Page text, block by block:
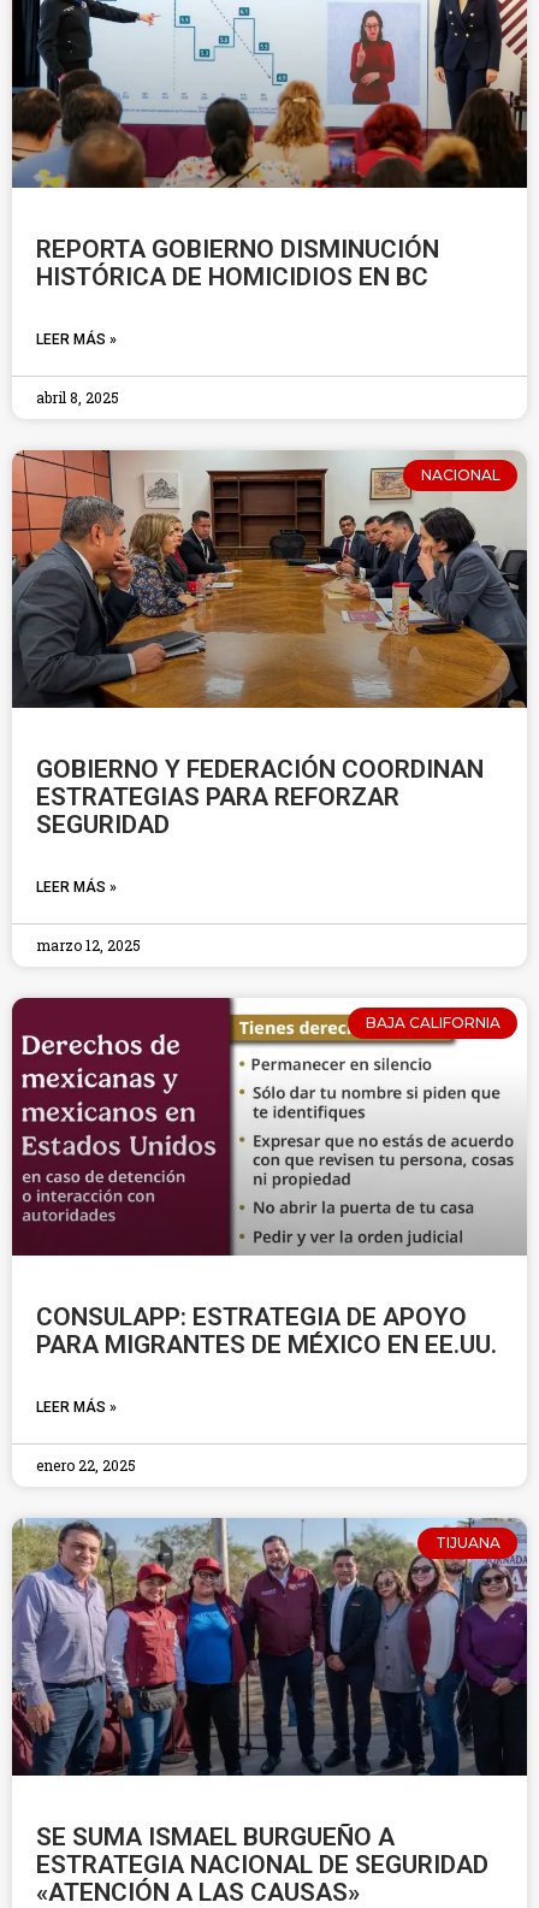
REPORTA GOBIERNO DISMINUCIÓN
HISTÓRICA DE HOMICIDIOS EN BC
LEER MÁS »
abril 8, 2025
NACIONAL
GOBIERNO Y FEDERACIÓN COORDINAN
ESTRATEGIAS PARA REFORZAR
SEGURIDAD
LEER MÁS »
marzo 12, 2025
BAJA CALIFORNIA
CONSULAPP: ESTRATEGIA DE APOYO
PARA MIGRANTES DE MÉXICO EN EE.UU.
LEER MÁS »
enero 22, 2025
TIJUANA
SE SUMA ISMAEL BURGUEÑO A
ESTRATEGIA NACIONAL DE SEGURIDAD
«ATENCIÓN A LAS CAUSAS»